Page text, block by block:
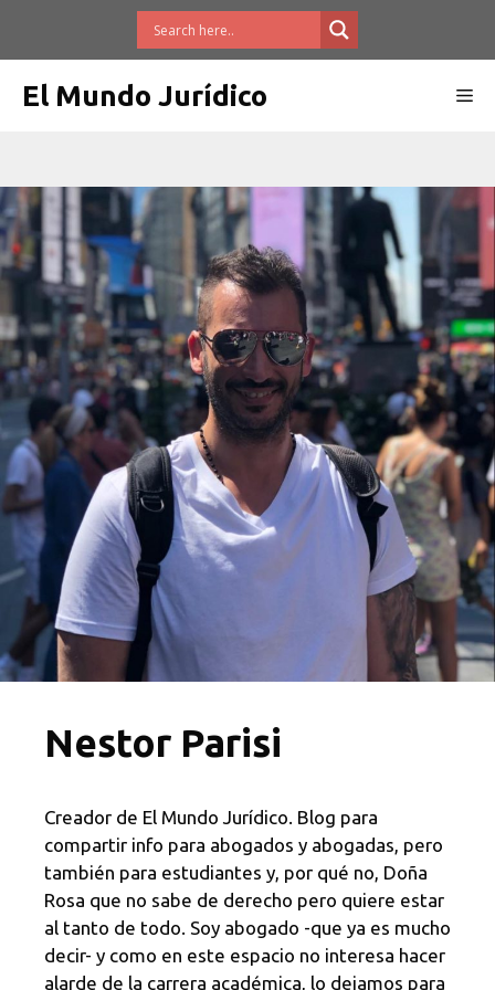
El Mundo Jurídico
Nestor Parisi
Creador de El Mundo Jurídico. Blog para
compartir info para abogados y abogadas, pero
también para estudiantes y, por qué no, Doña
Rosa que no sabe de derecho pero quiere estar
al tanto de todo. Soy abogado -que ya es mucho
decir- y como en este espacio no interesa hacer
alarde de la carrera académica, lo dejamos para